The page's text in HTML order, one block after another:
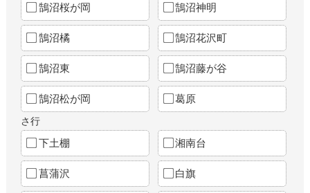
鵠沼桜が岡 鵠沼神明
鵠沼橘 鵠沼花沢町
鵠沼東 鵠沼藤が谷
鵠沼松が岡 葛原
さ行
下土棚 湘南台
菖蒲沢 白旗